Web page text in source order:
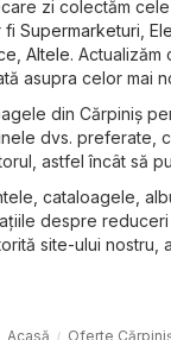
zi colectăm
fi Supermarketuri
Altele.
asupra celor mai
din Cărpiniş
dvs. preferate,
astfel încât să
cataloagele,
despre
site-ului
Acasă Oferte